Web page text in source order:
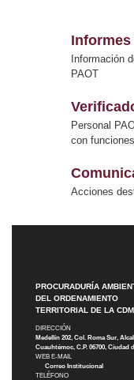
Informes
Información
PAOT
Personal
con
Acciones
PROCURADURÍA
DEL ORDENAMIENTO
TERRITORIAL DE LA
DIRECCIÓN
Medellín 202, Col. Roma Sur,
Cuauhtémoc, C.P. 06700, Ciudad
WEB E-MAIL
Correo Institucional
TELÉFONO